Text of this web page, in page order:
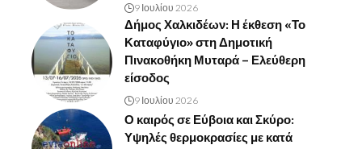
9 Ιουλίου 2026
Δήμος Χαλκιδέων: Η έκθεση «Το
Καταφύγιο» στη Δημοτική
Πινακοθήκη Μυταρά – Ελεύθερη
είσοδος
9 Ιουλίου 2026
Ο καιρός σε Εύβοια και Σκύρο:
Υψηλές θερμοκρασίες με κατά